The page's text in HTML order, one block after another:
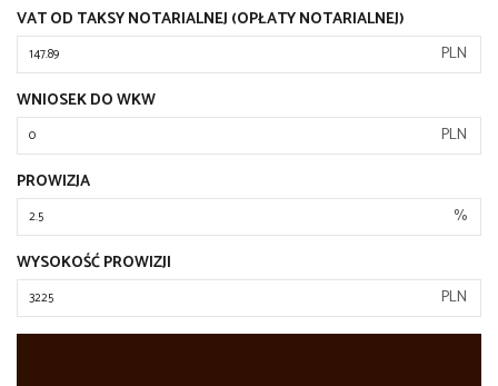
VAT OD TAKSY NOTARIALNEJ (OPŁATY NOTARIALNEJ)
PLN
WNIOSEK DO WKW
PLN
PROWIZJA
%
WYSOKOŚĆ PROWIZJI
PLN